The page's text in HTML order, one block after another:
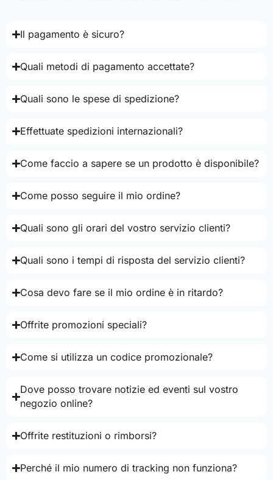
Il pagamento è sicuro?
Quali metodi di pagamento accettate?
Quali sono le spese di spedizione?
Effettuate spedizioni internazionali?
Come faccio a sapere se un prodotto è disponibile?
Come posso seguire il mio ordine?
Quali sono gli orari del vostro servizio clienti?
Quali sono i tempi di risposta del servizio clienti?
Cosa devo fare se il mio ordine è in ritardo?
Offrite promozioni speciali?
Come si utilizza un codice promozionale?
Dove posso trovare notizie ed eventi sul vostro
negozio online?
Offrite restituzioni o rimborsi?
Perché il mio numero di tracking non funziona?